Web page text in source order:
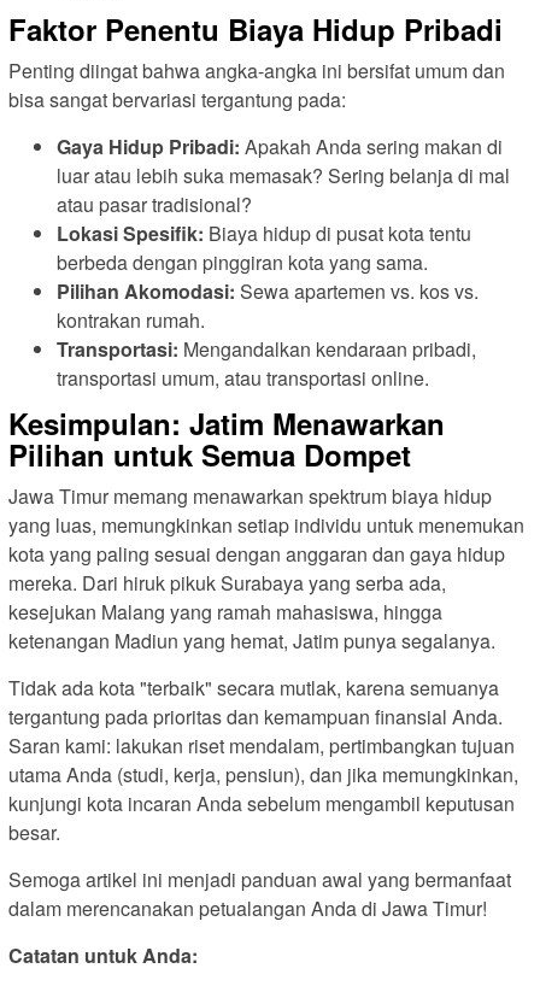
Faktor Penentu Biaya Hidup Pribadi
Penting diingat bahwa angka-angka ini bersifat umum dan
bisa sangat bervariasi tergantung pada:
Gaya Hidup Pribadi: Apakah Anda sering makan di
luar atau lebih suka memasak? Sering belanja di mal
atau pasar tradisional?
Lokasi Spesifik: Biaya hidup di pusat kota tentu
berbeda dengan pinggiran kota yang sama.
Pilihan Akomodasi: Sewa apartemen vs. kos vs.
kontrakan rumah.
Transportasi: Mengandalkan kendaraan pribadi,
transportasi umum, atau transportasi online.
Kesimpulan: Jatim Menawarkan
Pilihan untuk Semua Dompet
Jawa Timur memang menawarkan spektrum biaya hidup
yang luas, memungkinkan setiap individu untuk menemukan
kota yang paling sesuai dengan anggaran dan gaya hidup
mereka. Dari hiruk pikuk Surabaya yang serba ada,
kesejukan Malang yang ramah mahasiswa, hingga
ketenangan Madiun yang hemat, Jatim punya segalanya.
Tidak ada kota "terbaik" secara mutlak, karena semuanya
tergantung pada prioritas dan kemampuan finansial Anda.
Saran kami: lakukan riset mendalam, pertimbangkan tujuan
utama Anda (studi, kerja, pensiun), dan jika memungkinkan,
kunjungi kota incaran Anda sebelum mengambil keputusan
besar.
Semoga artikel ini menjadi panduan awal yang bermanfaat
dalam merencanakan petualangan Anda di Jawa Timur!
Catatan untuk Anda: